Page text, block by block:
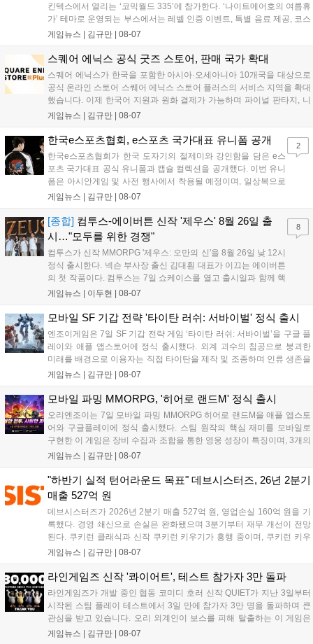
킨텍스에서 열리는 ‘코믹월드 335’에 참가한다. ‘나이트메어호의 여름휴
가’ 테마로 운영되는 부스에서는 레벨 인증 이벤트, 특별 음료 제공, 코스
프레 모델 포토존 등 다채로운 행사가 진행된다. 유명 코스어 7인이 캐릭
세한 정보는 공식 커뮤니티에서 확인 가능하다....
게임뉴스 | 김규만 08-07
스퀘어 에닉스 공식 굿즈 스토어, 판매 국가 확대
스퀘어 에닉스가 한국을 포함한 아시아·오세아니아 10개국을 대상으로
공식 온라인 스토어 스퀘어 에닉스 스토어 플러스의 서비스 지역을 확대
했습니다. 이제 한국어 지원과 원화 결제가 가능하며 파이널 판타지, 니
어 등 주요 게임의 피규어, 굿즈를 구매할 수 있습니다. 신상품이 순차적
용 가능합니다....
게임뉴스 | 김규만 08-07
한국e스포츠협회, e스포츠 국가대표 유니폼 공개
한국e스포츠협회가 한국 도자기의 절제미와 강인함을 담은 e스
포츠 국가대표 공식 유니폼과 캡슐 컬렉션을 공개했다. 이번 유니
폼은 아시안게임 및 사전 행사에서 착용될 예정이며, 일상복으로
구성된 컬렉션은 오는 8월 28일부터 골스튜디오 공식 홈페이지
서는 대회 규정에 따라 별도의 유니폼을 착용할 계획이다....
게임뉴스 | 김규만 08-07
2
[종합] 컴투스-에이버튼 신작 '제우스' 8월 26일 출
시…"모두를 위한 경쟁"
컴투스가 신작 MMORPG '제우스: 오만의 신'을 8월 26일 낮 12시
정식 출시한다. 넥슨 부사장 출신 김대훤 대표가 이끄는 에이버튼
의 첫 작품이다. 컴투스는 7일 쇼케이스를 열고 출시일과 함께 핵
심 콘텐츠, 유료화 정책, 운영 방향을 공개했다. 캐릭터명 선점은
의 오만으로 균열이...
게임뉴스 | 이두현 08-07
8
모바일 SF 기갑 전략 '타이탄 러쉬: 서바이벌' 정식 출시
엔조이게임은 7일 SF 기갑 전략 게임 ‘타이탄 러쉬: 서바이벌’을 구글 플
레이와 애플 앱스토어에 정식 출시했다. 외계 괴수의 침공으로 붕괴한
미래를 배경으로 이용자는 직접 타이탄을 제작 및 조종하며 인류 생존을
위한 전투를 펼친다. 지휘관 모집, 피난처 운영, 연맹 협동 콘텐츠가 특징
지원 보상을 제공한다. 상세 내용은 공식 커뮤니티에서 확인 가능하다....
게임뉴스 | 김규만 08-07
모바일 파밍 MMORPG, '히어로 랜드M' 정식 출시
오리엔조이는 7일 모바일 파밍 MMORPG 히어로 랜드M을 애플 앱스토
어와 구글플레이에 정식 출시했다. 스팀 원작의 핵심 재미를 모바일로
구현한 이 게임은 장비 수집과 조합을 통한 영웅 성장이 특징이며, 3개의
무기 스킬을 활용한 전략적 전투와 길드전 등 다양한 콘텐츠를 제공한
혜택을 지급하며, 상세 내용은 공식 라운지에서 확인할 수 있다. 이용자
는 게임 접속 및 주요 콘텐츠 플레이를 통해 성장을 지원받을 수 있다....
게임뉴스 | 김규만 08-07
"하반기 실적 턴어라운드 목표" 데브시스터즈, 26년 2분기
매출 527억 원
데브시스터즈가 2026년 2분기 매출 527억 원, 영업손실 160억 원을 기
록했다. 경영 쇄신으로 손실은 완화됐으며 3분기부터 재무 개선이 전망
된다. 쿠키런 클래식과 신작 쿠키런 키우기가 흥행 중이며, 쿠키런 키우
기는 13일 첫 업데이트를 시작으로 2주 간격의 콘텐츠를 제공한다. 또한
이다. 회사는 비용 효율화와 신작 흥행을 통해 하반기 실적 턴어라운드
를 이끌 방침이다....
게임뉴스 | 김규만 08-07
라인게임즈 신작 '콰이어트', 테스트 참가자 3만 돌파
라인게임즈가 개발 중인 협동 코미디 호러 신작 QUIET가 지난 3일부터
시작된 스팀 플레이 테스트에서 3일 만에 참가자 3만 명을 돌파하며 큰
관심을 받고 있습니다. 오리 외계인이 보스를 피해 탈출하는 이 게임은
최대 4인 협동을 지원하며, 소음 관리와 물리 법칙을 활용한 전략적 플레
게임뉴스 | 김규만 08-07